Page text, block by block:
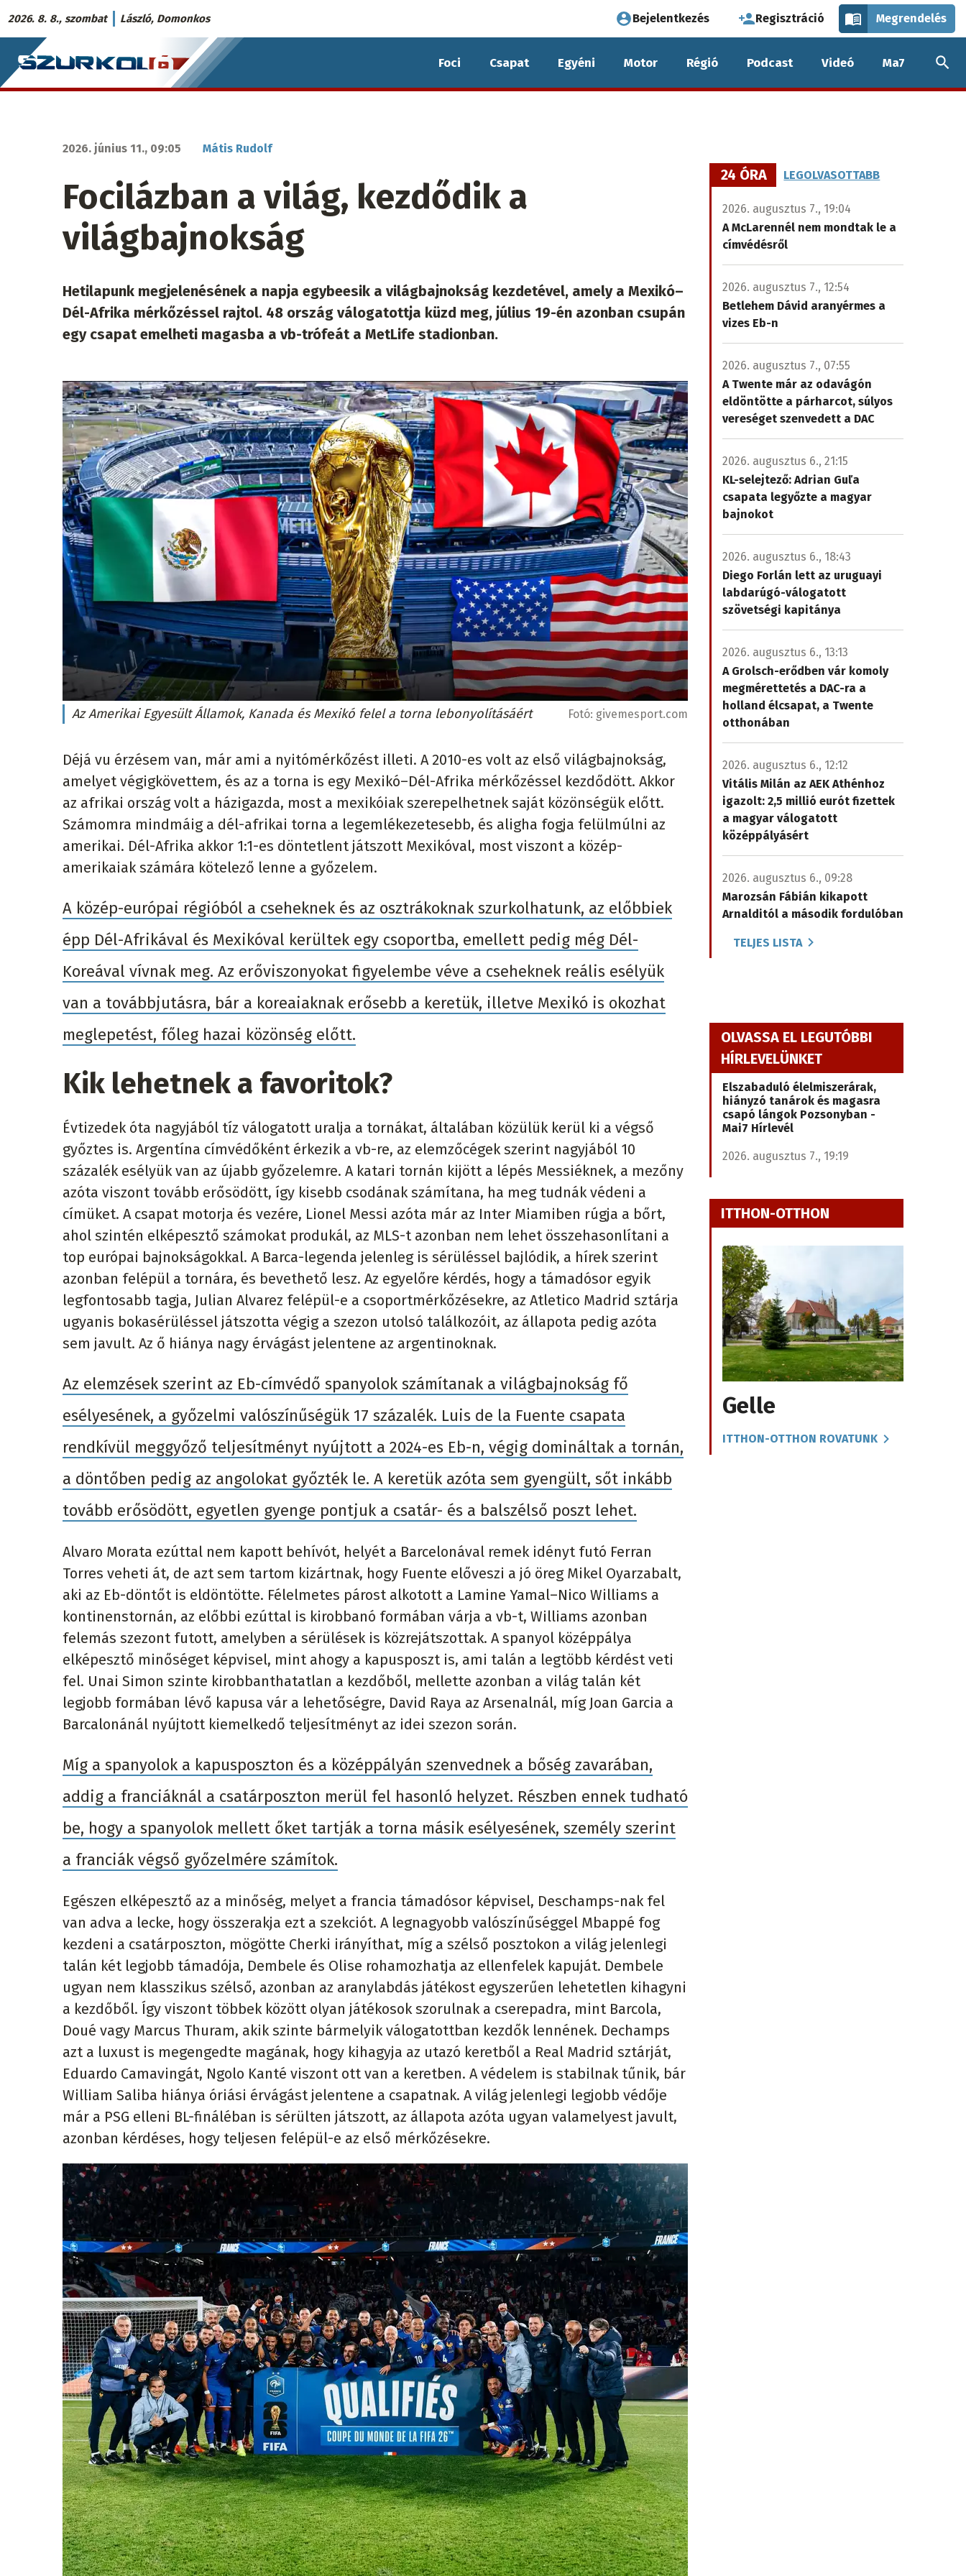
Ugrás
a
tartalomra
2026. 8. 8., szombat László, Domonkos
Felhasználói
fiók
menüje
Bejelentkezés Regisztráció Megrendelés
Szurkoló.sk
fő
Foci Csapat Egyéni Motor Régió Podcast Videó Ma7
2026. június 11., 09:05 Mátis Rudolf
Focilázban a világ, kezdődik a
világbajnokság
Hetilapunk megjelenésének a napja egybeesik a világbajnokság kezdetével, amely a Mexikó–
Dél-Afrika mérkőzéssel rajtol. 48 ország válogatottja küzd meg, július 19-én azonban csupán
egy csapat emelheti magasba a vb-trófeát a MetLife stadionban.
Az Amerikai Egyesült Államok, Kanada és Mexikó felel a torna lebonyolításáért Fotó: givemesport.com
Déjá vu érzésem van, már ami a nyitómérkőzést illeti. A 2010-es volt az első világbajnokság,
amelyet végigkövettem, és az a torna is egy Mexikó–Dél-Afrika mérkőzéssel kezdődött. Akkor
az afrikai ország volt a házigazda, most a mexikóiak szerepelhetnek saját közönségük előtt.
Számomra mindmáig a dél-afrikai torna a legemlékezetesebb, és aligha fogja felülmúlni az
amerikai. Dél-Afrika akkor 1:1-es döntetlent játszott Mexikóval, most viszont a közép-
amerikaiak számára kötelező lenne a győzelem.
A közép-európai régióból a cseheknek és az osztrákoknak szurkolhatunk, az előbbiek
épp Dél-Afrikával és Mexikóval kerültek egy csoportba, emellett pedig még Dél-
Koreával vívnak meg. Az erőviszonyokat figyelembe véve a cseheknek reális esélyük
van a továbbjutásra, bár a koreaiaknak erősebb a keretük, illetve Mexikó is okozhat
meglepetést, főleg hazai közönség előtt.
Kik lehetnek a favoritok?
Évtizedek óta nagyjából tíz válogatott uralja a tornákat, általában közülük kerül ki a végső
győztes is. Argentína címvédőként érkezik a vb-re, az elemzőcégek szerint nagyjából 10
százalék esélyük van az újabb győzelemre. A katari tornán kijött a lépés Messiéknek, a mezőny
azóta viszont tovább erősödött, így kisebb csodának számítana, ha meg tudnák védeni a
címüket. A csapat motorja és vezére, Lionel Messi azóta már az Inter Miamiben rúgja a bőrt,
ahol szintén elképesztő számokat produkál, az MLS-t azonban nem lehet összehasonlítani a
top európai bajnokságokkal. A Barca-legenda jelenleg is sérüléssel bajlódik, a hírek szerint
azonban felépül a tornára, és bevethető lesz. Az egyelőre kérdés, hogy a támadósor egyik
legfontosabb tagja, Julian Alvarez felépül-e a csoportmérkőzésekre, az Atletico Madrid sztárja
ugyanis bokasérüléssel játszotta végig a szezon utolsó találkozóit, az állapota pedig azóta
sem javult. Az ő hiánya nagy érvágást jelentene az argentinoknak.
Az elemzések szerint az Eb-címvédő spanyolok számítanak a világbajnokság fő
esélyesének, a győzelmi valószínűségük 17 százalék. Luis de la Fuente csapata
rendkívül meggyőző teljesítményt nyújtott a 2024-es Eb-n, végig domináltak a tornán,
a döntőben pedig az angolokat győzték le. A keretük azóta sem gyengült, sőt inkább
tovább erősödött, egyetlen gyenge pontjuk a csatár- és a balszélső poszt lehet.
Alvaro Morata ezúttal nem kapott behívót, helyét a Barcelonával remek idényt futó Ferran
Torres veheti át, de azt sem tartom kizártnak, hogy Fuente előveszi a jó öreg Mikel Oyarzabalt,
aki az Eb-döntőt is eldöntötte. Félelmetes párost alkotott a Lamine Yamal–Nico Williams a
kontinenstornán, az előbbi ezúttal is kirobbanó formában várja a vb-t, Williams azonban
felemás szezont futott, amelyben a sérülések is közrejátszottak. A spanyol középpálya
elképesztő minőséget képvisel, mint ahogy a kapusposzt is, ami talán a legtöbb kérdést veti
fel. Unai Simon szinte kirobbanthatatlan a kezdőből, mellette azonban a világ talán két
legjobb formában lévő kapusa vár a lehetőségre, David Raya az Arsenalnál, míg Joan Garcia a
Barcalonánál nyújtott kiemelkedő teljesítményt az idei szezon során.
Míg a spanyolok a kapusposzton és a középpályán szenvednek a bőség zavarában,
addig a franciáknál a csatárposzton merül fel hasonló helyzet. Részben ennek tudható
be, hogy a spanyolok mellett őket tartják a torna másik esélyesének, személy szerint
a franciák végső győzelmére számítok.
Egészen elképesztő az a minőség, melyet a francia támadósor képvisel, Deschamps-nak fel
van adva a lecke, hogy összerakja ezt a szekciót. A legnagyobb valószínűséggel Mbappé fog
kezdeni a csatárposzton, mögötte Cherki irányíthat, míg a szélső posztokon a világ jelenlegi
talán két legjobb támadója, Dembele és Olise rohamozhatja az ellenfelek kapuját. Dembele
ugyan nem klasszikus szélső, azonban az aranylabdás játékost egyszerűen lehetetlen kihagyni
a kezdőből. Így viszont többek között olyan játékosok szorulnak a cserepadra, mint Barcola,
Doué vagy Marcus Thuram, akik szinte bármelyik válogatottban kezdők lennének. Dechamps
azt a luxust is megengedte magának, hogy kihagyja az utazó keretből a Real Madrid sztárját,
Eduardo Camavingát, Ngolo Kanté viszont ott van a keretben. A védelem is stabilnak tűnik, bár
William Saliba hiánya óriási érvágást jelentene a csapatnak. A világ jelenlegi legjobb védője
már a PSG elleni BL-fináléban is sérülten játszott, az állapota azóta ugyan valamelyest javult,
azonban kérdéses, hogy teljesen felépül-e az első mérkőzésekre.
24 ÓRA LEGOLVASOTTABB
2026. augusztus 7., 19:04
A McLarennél nem mondtak le a
címvédésről
2026. augusztus 7., 12:54
Betlehem Dávid aranyérmes a
vizes Eb-n
2026. augusztus 7., 07:55
A Twente már az odavágón
eldöntötte a párharcot, súlyos
vereséget szenvedett a DAC
2026. augusztus 6., 21:15
KL-selejtező: Adrian Guľa
csapata legyőzte a magyar
bajnokot
2026. augusztus 6., 18:43
Diego Forlán lett az uruguayi
labdarúgó-válogatott
szövetségi kapitánya
2026. augusztus 6., 13:13
A Grolsch-erődben vár komoly
megmérettetés a DAC-ra a
holland élcsapat, a Twente
otthonában
2026. augusztus 6., 12:12
Vitális Milán az AEK Athénhoz
igazolt: 2,5 millió eurót fizettek
a magyar válogatott
középpályásért
2026. augusztus 6., 09:28
Marozsán Fábián kikapott
Arnalditól a második fordulóban
TELJES LISTA
OLVASSA EL LEGUTÓBBI
HÍRLEVELÜNKET
Elszabaduló élelmiszerárak,
hiányzó tanárok és magasra
csapó lángok Pozsonyban -
Mai7 Hírlevél
2026. augusztus 7., 19:19
ITTHON-OTTHON
Gelle
ITTHON-OTTHON ROVATUNK